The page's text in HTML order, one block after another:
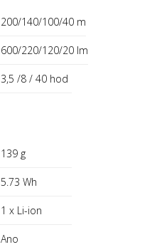
200/140/100/40 m
600/220/120/20 lm
3,5 /8 / 40 hod
139 g
5.73 Wh
1 x Li-ion
Ano